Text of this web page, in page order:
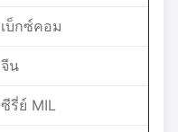
เบ็กซ์คอม
จีน
ซีรี่ย์ MIL